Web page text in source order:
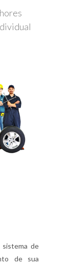
de
de sua